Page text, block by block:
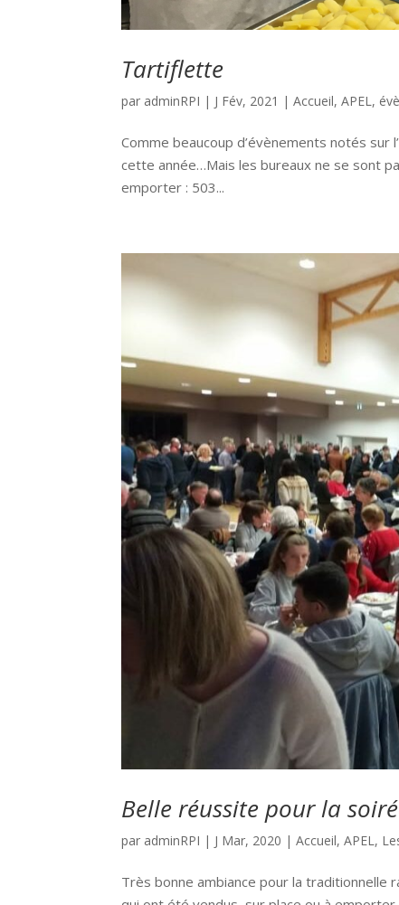
Tartiflette
par adminRPI | J Fév, 2021 |Accueil,APEL,
Comme beaucoup d’évènements notés sur
cette année…Mais les bureaux ne se sont
emporter : 503...
Belle réussite pour la
par adminRPI | J Mar, 2020 |Accueil,APEL,
Très bonne ambiance pour la traditionnelle